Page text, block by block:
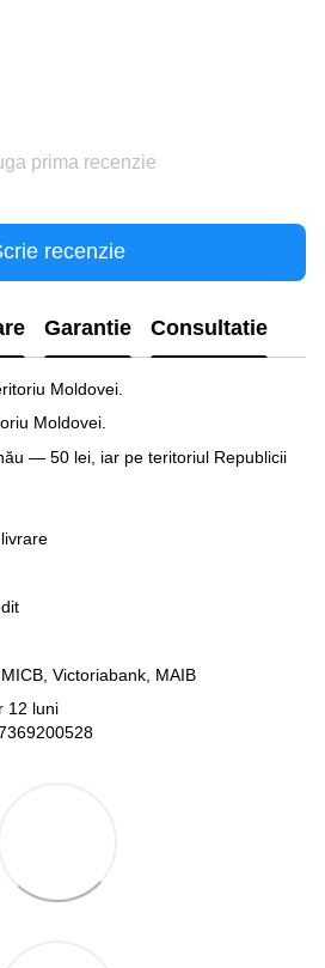
prima recenzie
recenzie
Garantie Consultatie
Moldovei.
Moldovei.
— 50 lei, iar pe teritoriul Republicii
Victoriabank, MAIB
12 luni